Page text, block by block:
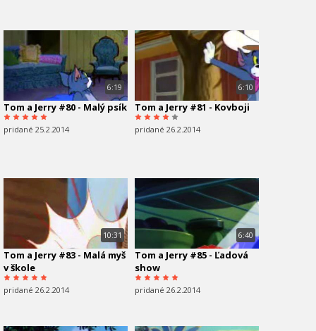
6:19
Tom a Jerry #80 - Malý psík
pridané 25.2.2014
6:10
Tom a Jerry #81 - Kovboji
pridané 26.2.2014
10:31
Tom a Jerry #83 - Malá myš
v škole
pridané 26.2.2014
6:40
Tom a Jerry #85 - Ľadová
show
pridané 26.2.2014